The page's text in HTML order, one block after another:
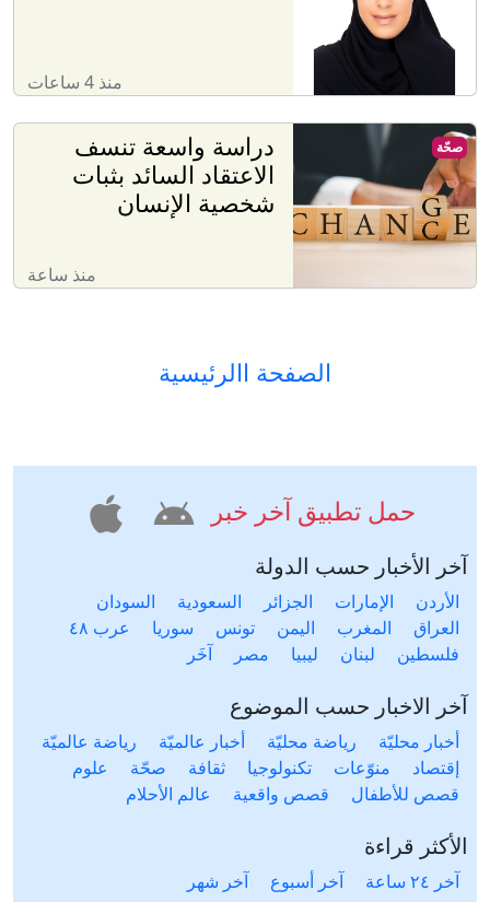
منذ 4 ساعات
دراسة واسعة تنسف
الاعتقاد السائد بثبات
شخصية الإنسان
منذ ساعة
صحّة
الصفحة االرئيسية
حمل تطبيق آخر خبر
آخر الأخبار حسب الدولة
الأردن الإمارات الجزائر السعودية
السودان
العراق
المغرب اليمن تونس سوريا
عرب ٤٨
فلسطين
لبنان ليبيا مصر آخَر
آخر الاخبار حسب الموضوع
أخبار محليّة رياضة محليّة أخبار عالميّة
رياضة عالميّة
إقتصاد
منوّعات تكنولوجيا ثقافة صحّة
علوم
قصص للأطفال
قصص واقعية عالم الأحلام
الأكثر قراءة
آخر ٢٤ ساعة آخر أسبوع آخر شهر